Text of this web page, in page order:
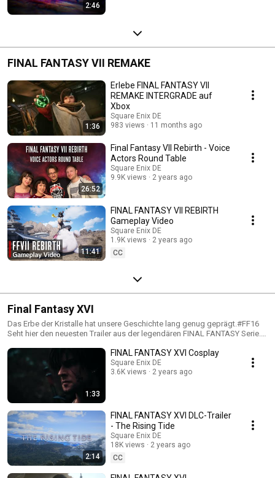
2:46
FINAL FANTASY VII REMAKE
1:36
Erlebe FINAL FANTASY VII
REMAKE INTERGRADE auf
Xbox
Square Enix DE
983 views
11 months ago
26:52
Final Fantasy VII Rebirth - Voice
Actors Round Table
Square Enix DE
9.9K views
2 years ago
11:41
FINAL FANTASY VII REBIRTH
Gameplay Video
Square Enix DE
1.9K views
2 years ago
CC
Final Fantasy XVI
Das Erbe der Kristalle hat unsere Geschichte lang genug geprägt.#FF16
Seht hier den neuesten Trailer aus der legendären FINAL FANTASY Serie.
entwickelt für die PlayStation 5. Folge uns auf unseren Social Kanälen, um
keine Neuigkeit zu FFXVI zu verpassen: http://twitter.com/FinalFantasyXVI
http://facebook.com/FinalFantasyXVI
http://instagram.com/FinalFantasyXVI
1:33
FINAL FANTASY XVI Cosplay
Square Enix DE
3.6K views
2 years ago
2:14
FINAL FANTASY XVI DLC-Trailer
- The Rising Tide
Square Enix DE
18K views
2 years ago
CC